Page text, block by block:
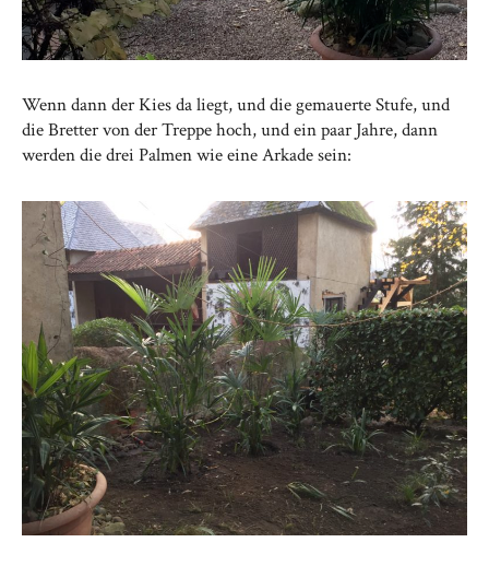
Wenn dann der Kies da liegt, und die gemauerte Stufe, und
die Bretter von der Treppe hoch, und ein paar Jahre, dann
werden die drei Palmen wie eine Arkade sein: